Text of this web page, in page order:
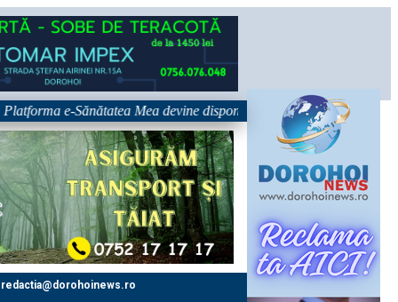
e-Sănătatea Mea devine disponibilă pe 1 septembrie: pacientul
redactia@dorohoinews.ro